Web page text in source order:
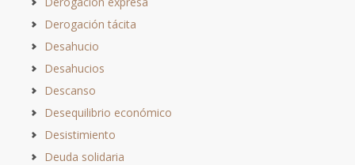
Derogación tácita
Desahucio
Desahucios
Descanso
Desequilibrio económico
Desistimiento
Deuda solidaria